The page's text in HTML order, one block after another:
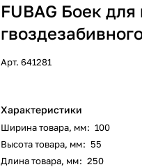
FUBAG Боек для
Арт.641281
Характеристики
Ширина товара, мм: 100
Высота товара, мм: 55
Длина товара, мм: 250